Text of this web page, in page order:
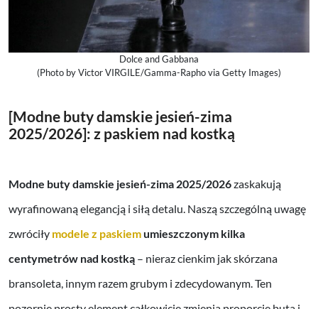
Dolce and Gabbana
(Photo by Victor VIRGILE/Gamma-Rapho via Getty Images)
[Modne buty damskie jesień-zima
2025/2026]: z paskiem nad kostką
Modne buty damskie jesień-zima 2025/2026zaskakują
wyrafinowaną elegancją i siłą detalu. Naszą szczególną uwagę
zwróciły modele z paskiemumieszczonym kilka
centymetrów nad kostką – nieraz cienkim jak skórzana
bransoleta, innym razem grubym i zdecydowanym. Ten